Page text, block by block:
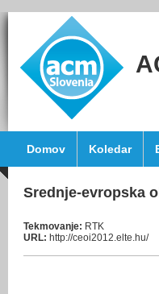
Domov Koledar
Srednje-evropska
Tekmovanje: RTK
URL: http://ceoi2012.elte.hu/